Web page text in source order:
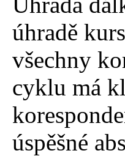
úhradě
všechny
cyklu má
úspěšné